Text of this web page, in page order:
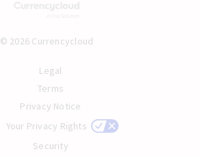
© 2026 Currencycloud
Legal
Terms
Privacy Notice
Your Privacy Rights
Security